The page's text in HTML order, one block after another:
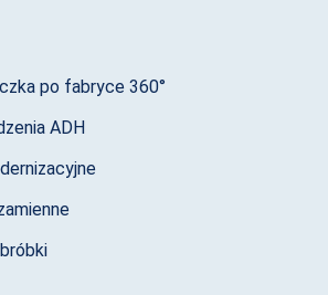
po fabryce 360°
ADH